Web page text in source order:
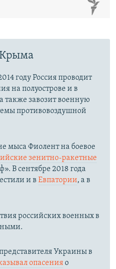
году Россия проводит
на полуострове и в
также завозит военную
противовоздушной
мыса Фиолент на боевое
зенитно-ракетные
В сентябре 2018 года
и в Евпатории, а в
российских военных в
Украины в
опасенияо